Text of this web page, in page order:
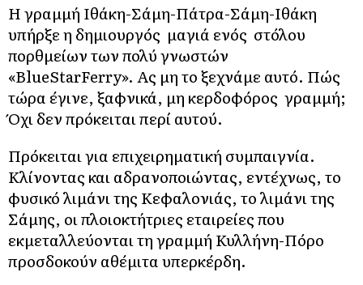
Η γραμμή Ιθάκη-Σάμη-Πάτρα-Σάμη-Ιθάκη
υπήρξε η δημιουργός μαγιά ενός στόλου
πορθμείων των πολύ γνωστών
«BlueStarFerry». Ας μη το ξεχνάμε αυτό. Πώς
τώρα έγινε, ξαφνικά, μη κερδοφόρος γραμμή;
Όχι δεν πρόκειται περί αυτού.
Πρόκειται για επιχειρηματική συμπαιγνία.
Κλίνοντας και αδρανοποιώντας, εντέχνως, το
φυσικό λιμάνι της Κεφαλονιάς, το λιμάνι της
Σάμης, οι πλοιοκτήτριες εταιρείες που
εκμεταλλεύονται τη γραμμή Κυλλήνη-Πόρο
προσδοκούν αθέμιτα υπερκέρδη.